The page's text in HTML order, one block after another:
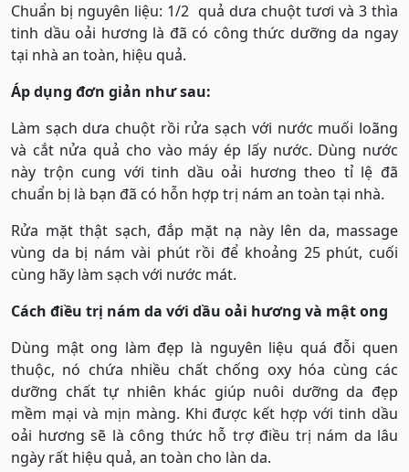
Chuẩn bị nguyên liệu: 1/2 quả dưa chuột tươi và 3 thìa
tinh dầu oải hương là đã có công thức dưỡng da ngay
tại nhà an toàn, hiệu quả.
Áp dụng đơn giản như sau:
Làm sạch dưa chuột rồi rửa sạch với nước muối loãng
và cắt nửa quả cho vào máy ép lấy nước. Dùng nước
này trộn cung với tinh dầu oải hương theo tỉ lệ đã
chuẩn bị là bạn đã có hỗn hợp trị nám an toàn tại nhà.
Rửa mặt thật sạch, đắp mặt nạ này lên da, massage
vùng da bị nám vài phút rồi để khoảng 25 phút, cuối
cùng hãy làm sạch với nước mát.
Cách điều trị nám da với dầu oải hương và mật ong
Dùng mật ong làm đẹp là nguyên liệu quá đỗi quen
thuộc, nó chứa nhiều chất chống oxy hóa cùng các
dưỡng chất tự nhiên khác giúp nuôi dưỡng da đẹp
mềm mại và mịn màng. Khi được kết hợp với tinh dầu
oải hương sẽ là công thức hỗ trợ điều trị nám da lâu
ngày rất hiệu quả, an toàn cho làn da.